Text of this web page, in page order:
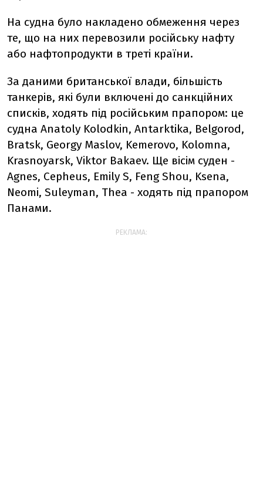
На судна було накладено обмеження через
те, що на них перевозили російську нафту
або нафтопродукти в треті країни.
За даними британської влади, більшість
танкерів, які були включені до санкційних
списків, ходять під російським прапором: це
судна Anatoly Kolodkin, Antarktika, Belgorod,
Bratsk, Georgy Maslov, Kemerovo, Kolomna,
Krasnoyarsk, Viktor Bakaev. Ще вісім суден -
Agnes, Cepheus, Emily S, Feng Shou, Ksena,
Neomi, Suleyman, Thea - ходять під прапором
Панами.
РЕКЛАМА: